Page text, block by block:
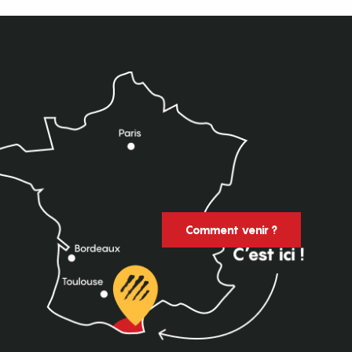
Comment venir ?